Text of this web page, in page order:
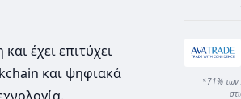
έχει επιτύχει
και ψηφιακά
*71% των